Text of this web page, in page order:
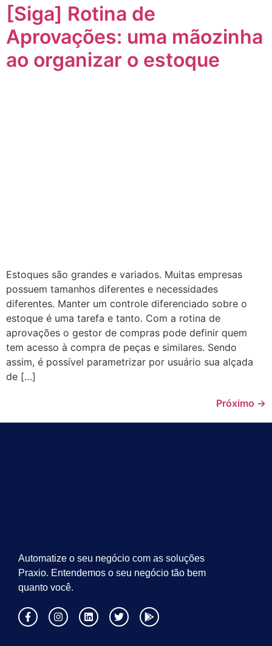
[Siga] Rotina de
Aprovações: uma mãozinha
ao organizar o estoque
Estoques são grandes e variados. Muitas empresas
possuem tamanhos diferentes e necessidades
diferentes. Manter um controle diferenciado sobre o
estoque é uma tarefa e tanto. Com a rotina de
aprovações o gestor de compras pode definir quem
tem acesso à compra de peças e similares. Sendo
assim, é possível parametrizar por usuário sua alçada
de […]
Próximo →
Automatize o seu negócio com as soluções
Praxio. Entendemos o seu negócio tão bem
quanto você.